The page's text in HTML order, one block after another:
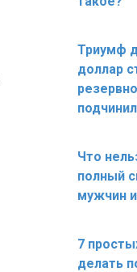
Триумф
доллар
Что
полный
мужчин
7
делать